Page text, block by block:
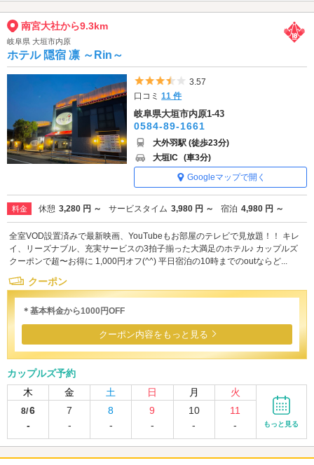
南宮大社から9.3km
岐阜県 大垣市内原
ホテル 隠宿 凛 ～Rin～
5つ星のうち3.5
3.57
口コミ11 件
岐阜県大垣市内原1-43
0584-89-1661
大外羽駅 (徒歩23分)
大垣IC (車3分)
Googleマップで開く
料金 休憩 3,280 円 ～ サービスタイム 3,980 円 ～ 宿泊 4,980 円 ～
全室VOD設置済みで最新映画、YouTubeもお部屋のテレビで見放題！！ キレ
イ、リーズナブル、充実サービスの3拍子揃った大満足のホテル♪ カップルズ
クーポンで超〜お得に 1,000円オフ(^^) 平日宿泊の10時までのoutならど...
クーポン
＊基本料金から1000円OFF
クーポン内容をもっと見る
カップルズ予約
木
金 土 日 月 火
8/6
-
7
-
8
-
9
-
10
-
11
-
もっと見る